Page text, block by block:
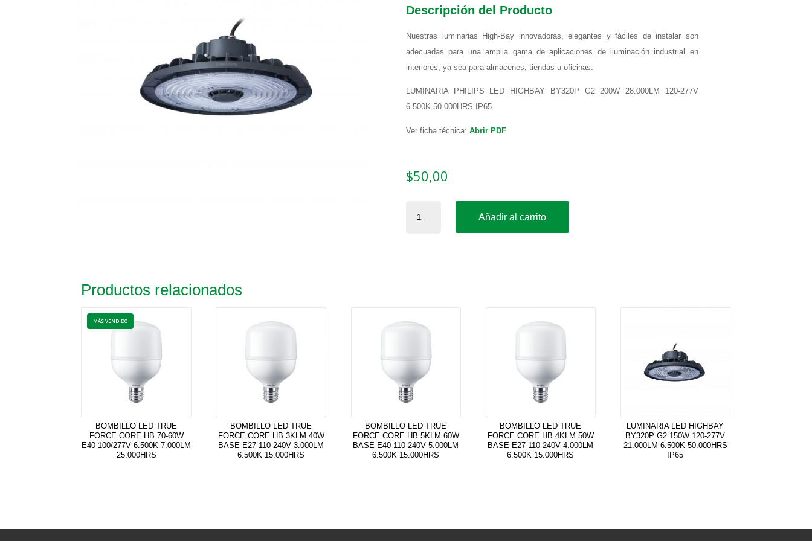
Descripción del Producto
Nuestras luminarias High-Bay innovadoras,elegantes y fáciles de instalar son
adecuadas para una amplia gama de aplicaciones de iluminación industrial en
interiores, ya sea para almacenes, tiendas u oficinas.
LUMINARIA PHILIPS LED HIGHBAY BY320P G2 200W 28.000LM 120-277V
6.500K 50.000HRS IP65
Ver ficha técnica: Abrir PDF
$50,00
PHILIPS
277V
50.000HRS
IP65
cantidad
Añadir al carrito
Productos relacionados
BOMBILLO LED TRUE
FORCE CORE HB 70-60W
E40 100/277V 6.500K 7.000LM
25.000HRS
BOMBILLO LED TRUE
FORCE CORE HB 3KLM 40W
BASE E27 110-240V 3.000LM
6.500K 15.000HRS
BOMBILLO LED TRUE
FORCE CORE HB 5KLM 60W
BASE E40 110-240V 5.000LM
6.500K 15.000HRS
BOMBILLO LED TRUE
FORCE CORE HB 4KLM 50W
BASE E27 110-240V 4.000LM
6.500K 15.000HRS
LUMINARIA LED HIGHBAY
BY320P G2 150W 120-277V
21.000LM 6.500K 50.000HRS
IP65